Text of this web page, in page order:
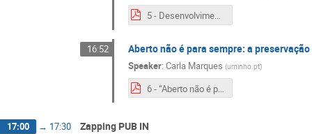
5 - Desenvolvimento de uma App para a Revista Portuguesa de Enfermagem de Reabilitação.pdf
16:52 Aberto não é para sempre: a
Speaker: Carla Marques (uminho.pt)
6 - “Aberto não é para sempre” a preservação digital de revistas científicas em Portugal​.pdf
17:00 → 17:30 Zapping PUB IN